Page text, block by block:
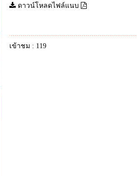
ดาวน์โหลดไฟล์แนบ
เข้าชม : 119